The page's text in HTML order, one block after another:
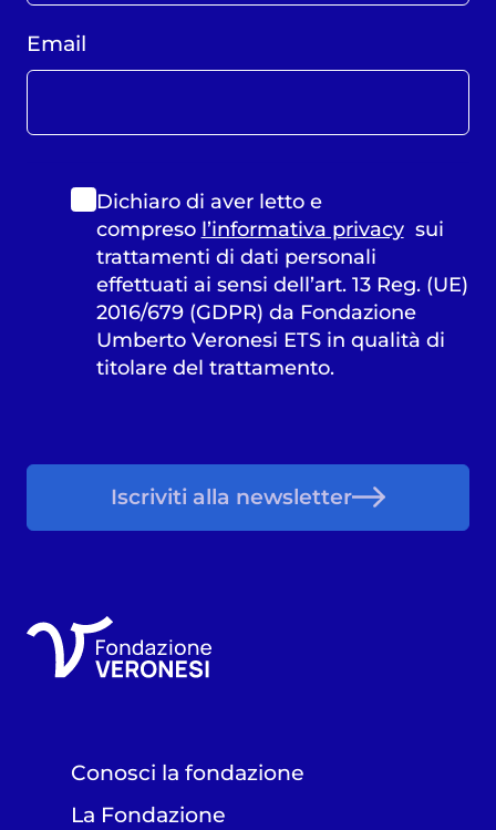
Email
Dichiaro di aver letto e
compreso l’informativa privacysui
trattamenti di dati personali
effettuati ai sensi dell’art. 13 Reg. (UE)
2016/679 (GDPR) da Fondazione
Umberto Veronesi ETS in qualità di
titolare del trattamento.
Iscriviti alla newsletter
Conosci la fondazione
La Fondazione